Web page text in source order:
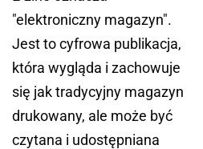
"elektroniczny magazyn".
Jest to cyfrowa publikacja,
która wygląda i zachowuje
się jak tradycyjny magazyn
drukowany, ale może być
czytana i udostępniana